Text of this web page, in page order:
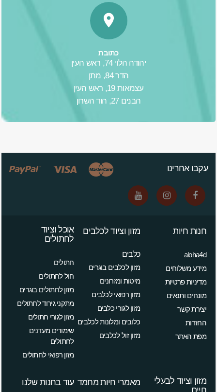
כתובת
יהודה הלוי 74, ראש העין
הדר 84, מתן
עצמאות 19, ראש העין
הבנים 27, הוד השרון
עקבו אחרינו
חנות חיות
aloha4d
מידע משלוחים
מדיניות פרטיות
מונחים ותנאים
יצירת קשר
החזרות
מפת האתר
מזון וציוד לכלבים
כלבים
מזון לכלבים בוגרים
מיטות ומזרונים
מזון רפואי לכלבים
מזון לגורי כלבים
כלובים ומלונות לכלבים
מזון זול לכלבים
אוכל וציוד
לחתולים
חתולים
חול לחתולים
מזון לחתולים בוגרים
מתקני גירוד לחתולים
מזון לגורי חתולים
שימורים מעדנים
לחתולים
מזון רפואי לחתולים
מזון וציוד לבעלי
מאמרי חיות מחמד עוד בחנות שלנו